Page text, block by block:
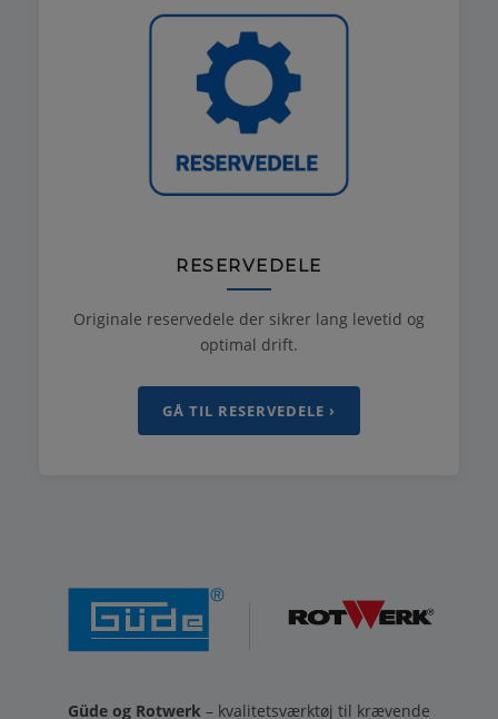
RESERVEDELE
Originale reservedele der sikrer lang levetid og
optimal drift.
GÅ TIL RESERVEDELE ›
Güde og Rotwerk – kvalitetsværktøj til krævende